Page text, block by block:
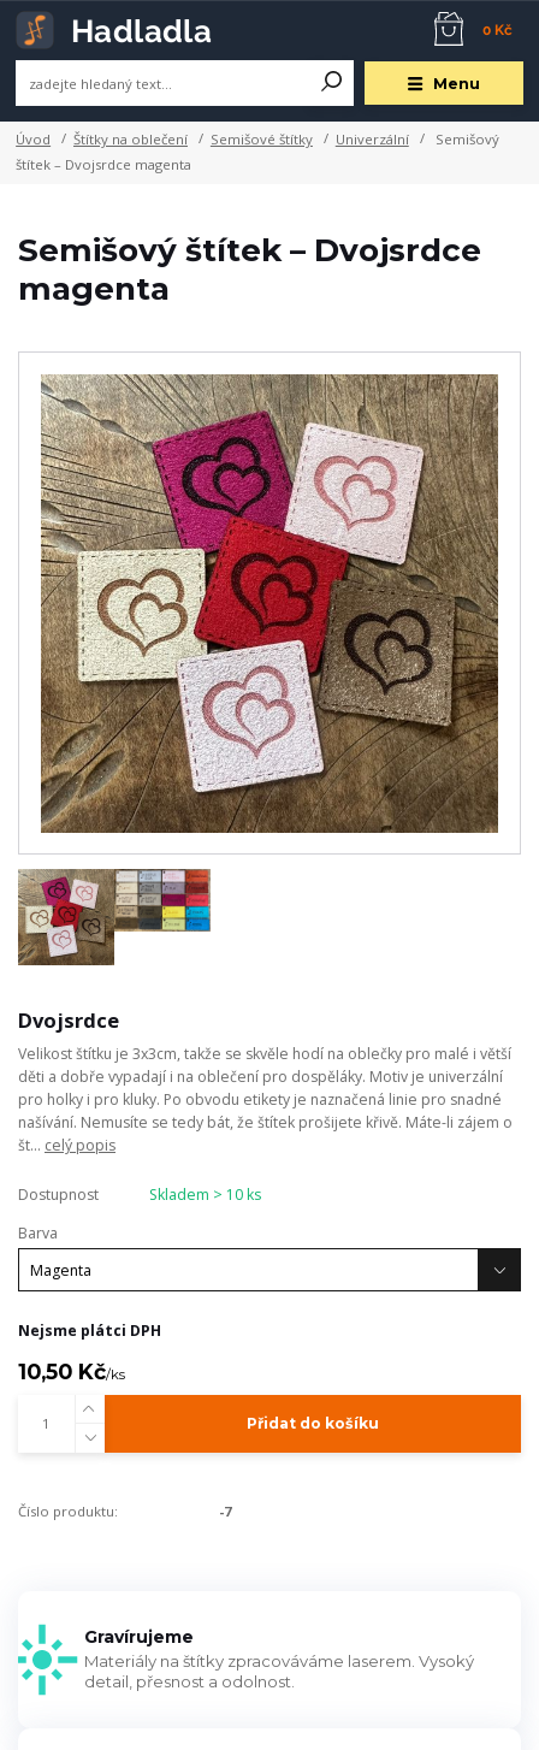
Menu
0 Kč
Úvod Štítky na oblečení Semišové štítky Univerzální
Semišový
štítek – Dvojsrdce magenta
Semišový štítek – Dvojsrdce
magenta
Dvojsrdce
Velikost štítku je 3x3cm, takže se skvěle hodí na oblečky pro malé i větší
děti a dobře vypadají i na oblečení pro dospěláky. Motiv je univerzální
pro holky i pro kluky. Po obvodu etikety je naznačená linie pro snadné
našívání. Nemusíte se tedy bát, že štítek prošijete křivě. Máte-li zájem o
št... celý popis
Dostupnost
Skladem > 10 ks
Barva
Nejsme plátci DPH
10,50 Kč/ks
Přidat do košíku
Číslo produktu: -7
Gravírujeme
Materiály na štítky zpracováváme laserem. Vysoký
detail, přesnost a odolnost.